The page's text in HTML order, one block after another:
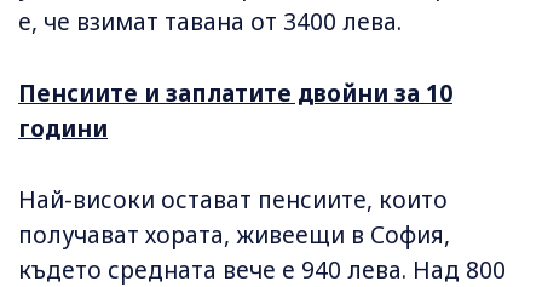
е, че взимат тавана от 3400 лева.
Пенсиите и заплатите двойни за 10
години
Най-високи остават пенсиите, които
получават хората, живеещи в София,
където средната вече е 940 лева. Над 800